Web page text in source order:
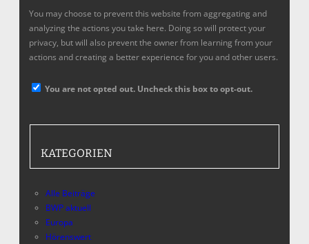
You may choose to prevent this website from aggregating and
analyzing the actions you take here. Doing so will protect your
privacy, but will also prevent the owner from learning from your
actions and creating a better experience for you and other users.
You are not opted out. Uncheck this box to opt-out.
KATEGORIEN
Alle Beiträge
BWP aktuell
Europa
Hörenswert